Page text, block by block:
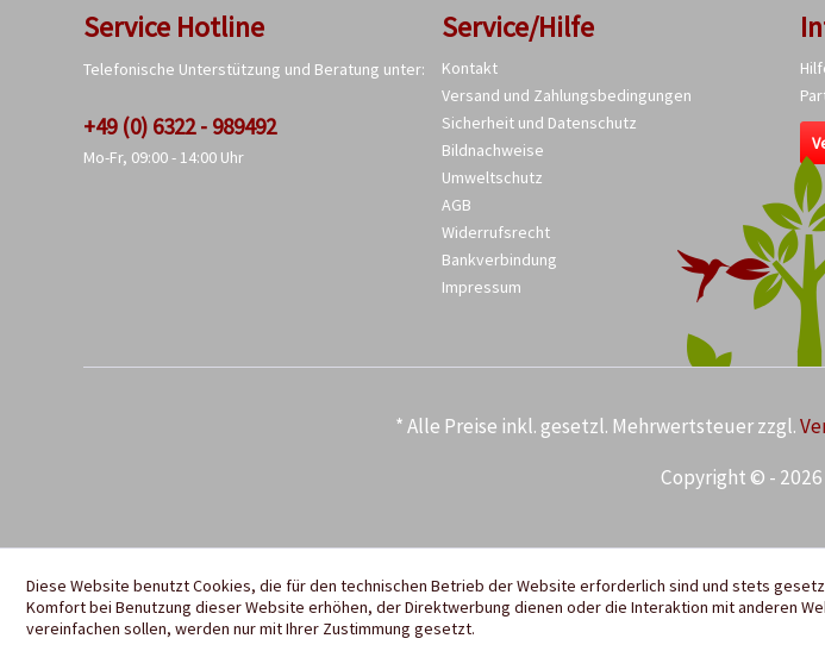
Service Hotline
Telefonische Unterstützung und Beratung unter:
+49 (0) 6322 - 989492
Mo-Fr, 09:00 - 14:00 Uhr
Service/Hilfe
Kontakt
Versand und Zahlungsbedingungen
Sicherheit und Datenschutz
Bildnachweise
Umweltschutz
AGB
Widerrufsrecht
Bankverbindung
Impressum
* Alle Preise inkl. gesetzl. Mehrwertsteuer zzgl.
Copyright © -
Diese Website benutzt Cookies, die für den technischen Betrieb der Website erforderlich sind und stets
Komfort bei Benutzung dieser Website erhöhen, der Direktwerbung dienen oder die Interaktion mit anderen
vereinfachen sollen, werden nur mit Ihrer Zustimmung gesetzt.